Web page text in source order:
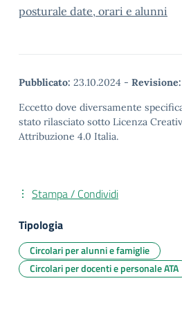
posturale date, orari e alunni
Pubblicato: 23.10.2024 - Revisione:
Eccetto dove diversamente
stato rilasciato sotto Licenza
Attribuzione 4.0 Italia.
Stampa / Condividi
Tipologia
Circolari per alunni e famiglie
Circolari per docenti e personale ATA